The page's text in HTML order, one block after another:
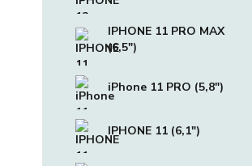
IPHONE 11 PRO MAX
(6,5")
iPhone 11 PRO (5,8")
IPHONE 11 (6,1")